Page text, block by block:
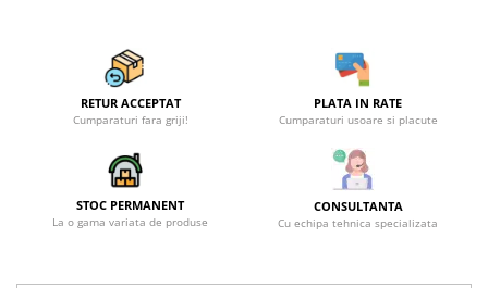
RETUR ACCEPTAT
Cumparaturi fara griji!
PLATA IN RATE
Cumparaturi usoare si placute
STOC PERMANENT
La o gama variata de produse
CONSULTANTA
Cu echipa tehnica specializata